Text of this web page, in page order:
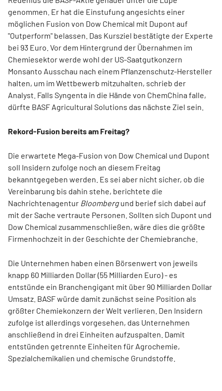
genommen. Er hat die Einstufung angesichts einer
möglichen Fusion von Dow Chemical mit Dupont auf
"Outperform" belassen. Das Kursziel bestätigte der Experte
bei 93 Euro. Vor dem Hintergrund der Übernahmen im
Chemiesektor werde wohl der US-Saatgutkonzern
Monsanto Ausschau nach einem Pflanzenschutz-Hersteller
halten, um im Wettbewerb mitzuhalten, schrieb der
Analyst. Falls Syngenta in die Hände von ChemChina falle,
dürfte BASF Agricultural Solutions das nächste Ziel sein.
Rekord-Fusion bereits am Freitag?
Die erwartete Mega-Fusion von Dow Chemical und Dupont
soll Insidern zufolge noch an diesem Freitag
bekanntgegeben werden. Es sei aber nicht sicher, ob die
Vereinbarung bis dahin stehe, berichtete die
Nachrichtenagentur Bloombergund berief sich dabei auf
mit der Sache vertraute Personen. Sollten sich Dupont und
Dow Chemical zusammenschließen, wäre dies die größte
Firmenhochzeit in der Geschichte der Chemiebranche.
Die Unternehmen haben einen Börsenwert von jeweils
knapp 60 Milliarden Dollar (55 Milliarden Euro) - es
entstünde ein Branchengigant mit über 90 Milliarden Dollar
Umsatz. BASF würde damit zunächst seine Position als
größter Chemiekonzern der Welt verlieren. Den Insidern
zufolge ist allerdings vorgesehen, das Unternehmen
anschließend in drei Einheiten aufzuspalten. Damit
entstünden getrennte Einheiten für Agrochemie,
Spezialchemikalien und chemische Grundstoffe.